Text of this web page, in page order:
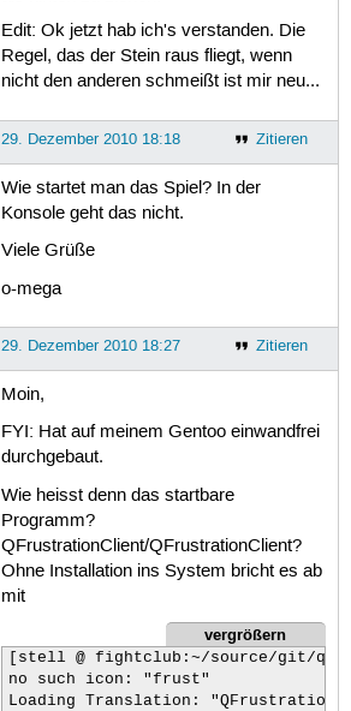
Edit: Ok jetzt hab ich's verstanden. Die
Regel, das der Stein raus fliegt, wenn
nicht den anderen schmeißt ist mir neu...
Zitieren
29. Dezember 2010 18:18
Wie startet man das Spiel? In der
Konsole geht das nicht.
Viele Grüße
o-mega
Zitieren
29. Dezember 2010 18:27
Moin,
FYI: Hat auf meinem Gentoo einwandfrei
durchgebaut.
Wie heisst denn das startbare
Programm?
QFrustrationClient/QFrustrationClient?
Ohne Installation ins System bricht es ab
mit
vergrößern
[stell @ fightclub:~/source/git/
no such icon: "frust"
Loading Translation: